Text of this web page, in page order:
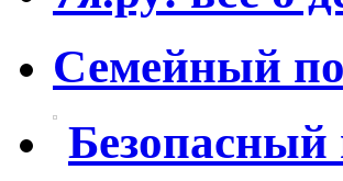
Семейный
Безопасный